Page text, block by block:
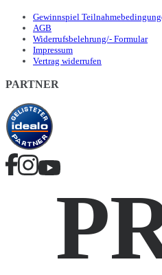
Gewinnspiel
AGB
Widerrufsbelehrung/- Formular
Impressum
Vertrag widerrufen
PARTNER